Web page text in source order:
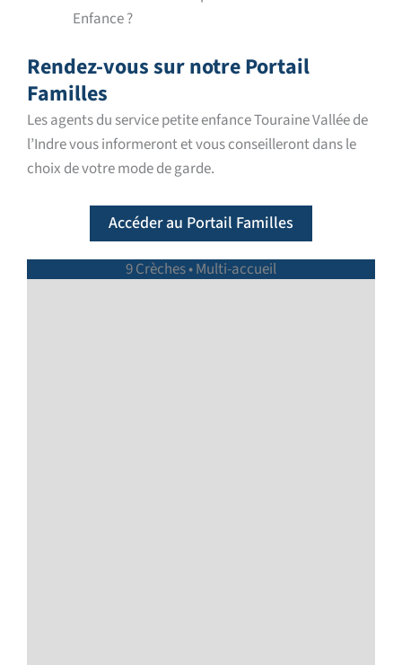
Enfance ?
Rendez-vous sur notre Portail
Familles
Les agents du service petite enfance Touraine Vallée de
l’Indre vous informeront et vous conseilleront dans le
choix de votre mode de garde.
Accéder au Portail Familles
9 Crèches • Multi-accueil